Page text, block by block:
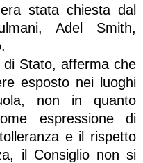
stata chiesta dal
Adel Smith,
Stato, afferma che
esposto nei luoghi
non in quanto
espressione di
e il rispetto
il Consiglio non si